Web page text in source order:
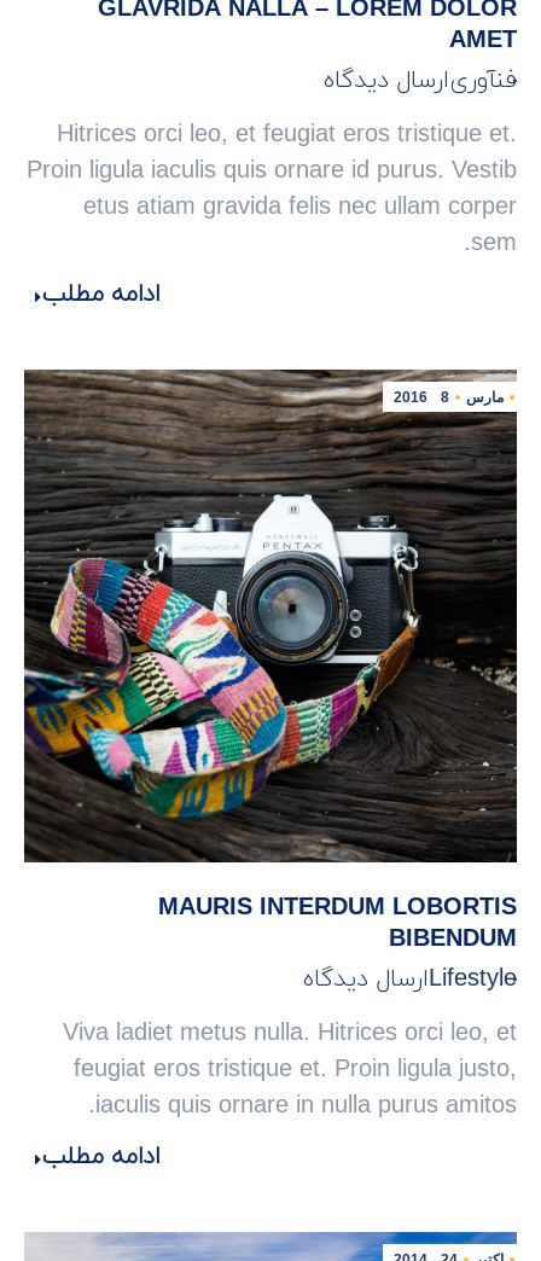
GLAVRIDA NALLA – LOREM DOLOR
AMET
فنآوریارسال دیدگاه
Hitrices orci leo, et feugiat eros tristique et.
Proin ligula iaculis quis ornare id purus. Vestib
etus atiam gravida felis nec ullam corper
sem.
ادامه مطلب
مارس 8
2016
MAURIS INTERDUM LOBORTIS
BIBENDUM
Lifestyleارسال دیدگاه
Viva ladiet metus nulla. Hitrices orci leo, et
feugiat eros tristique et. Proin ligula justo,
iaculis quis ornare in nulla purus amitos.
ادامه مطلب